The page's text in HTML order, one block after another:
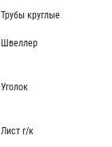
Трубы круглые
Швеллер
Уголок
Лист г/к